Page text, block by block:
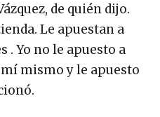
de quién dijo.
Le apuestan a
. Yo no le apuesto a
mismo y le apuesto